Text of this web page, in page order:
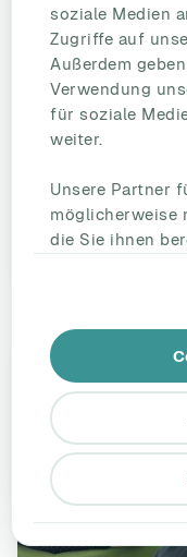
soziale Medien
Zugriffe auf
Außerdem
Verwendung
für soziale
weiter.
Unsere Partner
möglicherweise
die Sie ihnen
Vor- und
Büro – was
Ist Homeoffice gut
und Unternehmen
Lesen Sie den